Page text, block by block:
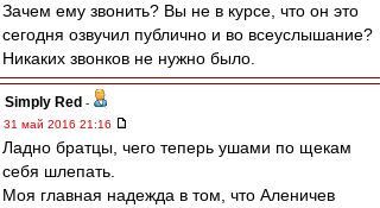
Зачем ему звонить? Вы не в курсе, что он это
сегодня озвучил публично и во всеуслышание?
Никаких звонков не нужно было.
Simply Red -
31 май 2016 21:16
Ладно братцы, чего теперь ушами по щекам
себя шлепать.
Моя главная надежда в том, что Аленичев